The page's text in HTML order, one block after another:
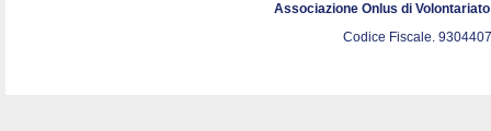
Associazione Onlus di
Codice Fiscale.